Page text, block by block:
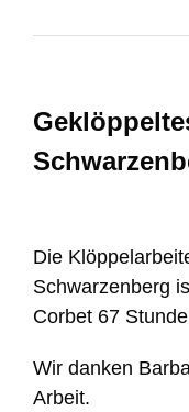
grösseres
Bild
Die
Schwarzenberg
Corbet 67
Wir danken
Arbeit.